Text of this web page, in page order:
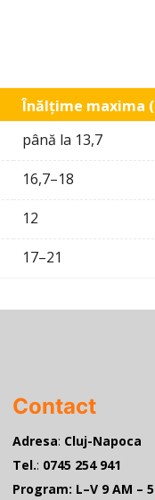
Înălțime maxima
până la 13,7
16,7–18
12
17–21
Contact
Adresa: Cluj-Napoca
Tel.: 0745 254 941
Program: L–V 9 AM –